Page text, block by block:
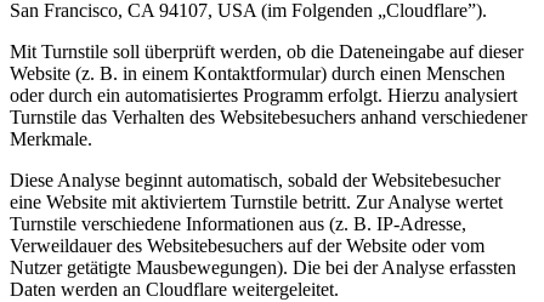
San Francisco, CA 94107, USA (im Folgenden „Cloudflare”).
Mit Turnstile soll überprüft werden, ob die Dateneingabe auf dieser
Website (z. B. in einem Kontaktformular) durch einen Menschen
oder durch ein automatisiertes Programm erfolgt. Hierzu analysiert
Turnstile das Verhalten des Websitebesuchers anhand verschiedener
Merkmale.
Diese Analyse beginnt automatisch, sobald der Websitebesucher
eine Website mit aktiviertem Turnstile betritt. Zur Analyse wertet
Turnstile verschiedene Informationen aus (z. B. IP-Adresse,
Verweildauer des Websitebesuchers auf der Website oder vom
Nutzer getätigte Mausbewegungen). Die bei der Analyse erfassten
Daten werden an Cloudflare weitergeleitet.